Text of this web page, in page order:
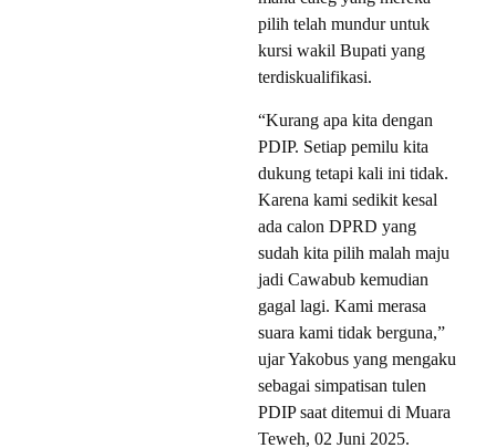
pilih telah mundur untuk
kursi wakil Bupati yang
terdiskualifikasi.
“Kurang apa kita dengan
PDIP. Setiap pemilu kita
dukung tetapi kali ini tidak.
Karena kami sedikit kesal
ada calon DPRD yang
sudah kita pilih malah maju
jadi Cawabub kemudian
gagal lagi. Kami merasa
suara kami tidak berguna,”
ujar Yakobus yang mengaku
sebagai simpatisan tulen
PDIP saat ditemui di Muara
Teweh, 02 Juni 2025.